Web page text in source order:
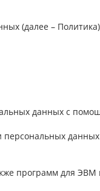
(далее –
данных с
программ для